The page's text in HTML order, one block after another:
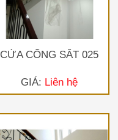
CỬA CỔNG SẮT 025
GIÁ: Liên hệ